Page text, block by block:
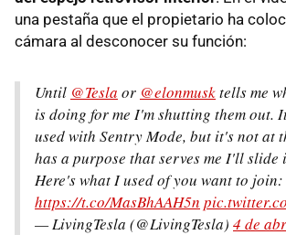
una pestaña que el propietario ha
cámara al desconocer su función:
Until @Tesla or @elonmusktells me
is doing for me I'm shutting them out.
used with Sentry Mode, but it's not at
has a purpose that serves me I'll slide
Here's what I used of you want to join:
https://t.co/MasBhAAH5n
— LivingTesla (@LivingTesla) 4 de